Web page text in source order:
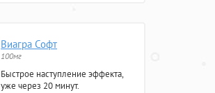
Виагра Софт
100мг
Быстрое наступление эффекта,
уже через 20 минут.